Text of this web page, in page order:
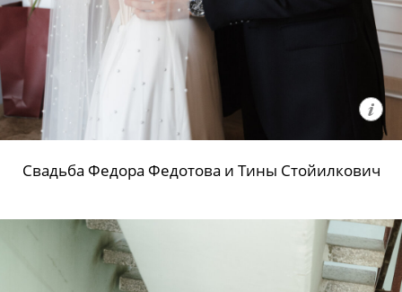
Свадьба Федора Федотова и Тины Стойилкович